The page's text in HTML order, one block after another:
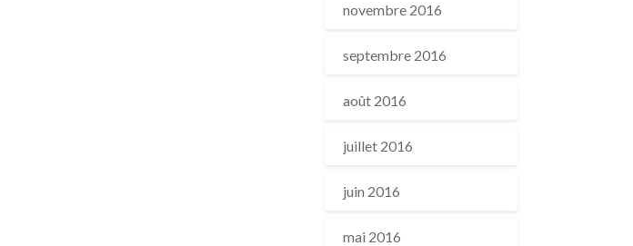
novembre 2016
septembre 2016
août 2016
juillet 2016
juin 2016
mai 2016